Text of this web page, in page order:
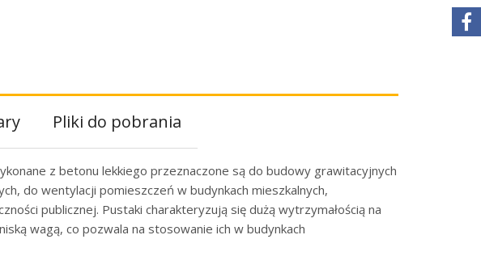
Pliki do pobrania
z betonu lekkiego przeznaczone są do budowy grawitacyjnych
do wentylacji pomieszczeń w budynkach mieszkalnych,
publicznej. Pustaki charakteryzują się dużą wytrzymałością na
wagą, co pozwala na stosowanie ich w budynkach